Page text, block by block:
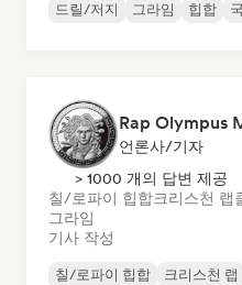
드릴/저지
그라임 힙합
Rap Olympus
언론사/기자
> 1000 개의 답변 제공
칠/로파이 힙합크리스천 랩
그라임
기사 작성
칠/로파이 힙합 크리스천 랩